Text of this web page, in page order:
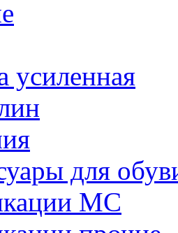
усиленная
для
МС